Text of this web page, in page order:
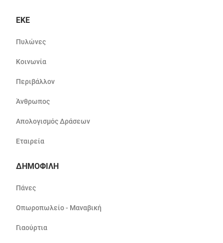
ΕΚΕ
Πυλώνες
Κοινωνία
Περιβάλλον
Άνθρωπος
Απολογισμός Δράσεων
Εταιρεία
ΔΗΜΟΦΙΛΗ
Πάνες
Οπωροπωλείο - Μαναβική
Γιαούρτια